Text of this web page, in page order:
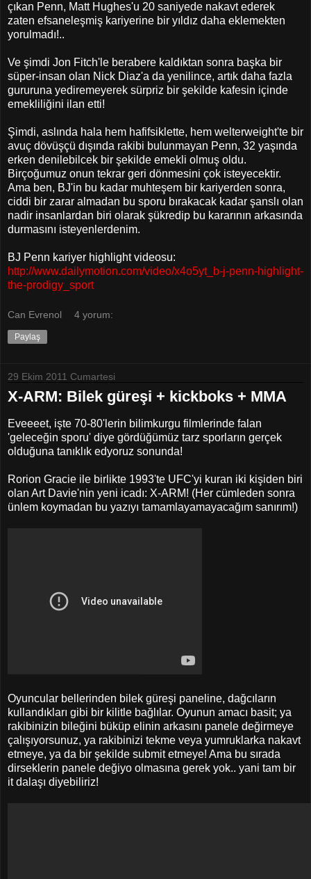
çıkan Penn, Matt Hughes'u 20 saniyede nakavt ederek
zaten efsaneleşmiş kariyerine bir yıldız daha eklemekten
yorulmadı!..
Ve şimdi Jon Fitch'le berabere kaldıktan sonra başka bir
süper-insan olan Nick Diaz'a da yenilince, artık daha fazla
gururuna yediremeyerek sürpriz bir şekilde kafesin içinde
emekliliğini ilan etti!
Şimdi, aslında hala hem hafifsiklette, hem welterweight'te bir
avuç dövüşçü dışında rakibi bulunmayan Penn, 32 yaşında
erken denilebilcek bir şekilde emekli olmuş oldu.
Birçoğumuz onun tekrar geri dönmesini çok isteyecektir.
Ama ben, BJ'in bu kadar muhteşem bir kariyerden sonra,
ciddi bir zarar almadan bu sporu bırakacak kadar şanslı olan
nadir insanlardan biri olarak şükredip bu kararının arkasında
durmasını isteyenlerdenim.
BJ Penn kariyer highlight videosu:
http://www.dailymotion.com/video/x4o5yt_b-j-penn-highlight-
the-prodigy_sport
Can Evrenol 4 yorum:
Paylaş
29 Ekim 2011 Cumartesi
X-ARM: Bilek güreşi + kickboks + MMA
Eveeeet, işte 70-80'lerin bilimkurgu filmlerinde falan
'geleceğin sporu' diye gördüğümüz tarz sporların gerçek
olduğuna tanıklık edyoruz sonunda!
Rorion Gracie ile birlikte 1993'te UFC'yi kuran iki kişiden biri
olan Art Davie'nin yeni icadı: X-ARM! (Her cümleden sonra
ünlem koymadan bu yazıyı tamamlayamayacağım sanırım!)
Oyuncular bellerinden bilek güreşi paneline, dağcıların
kullandıkları gibi bir kilitle bağlılar. Oyunun amacı basit; ya
rakibinizin bileğini büküp elinin arkasını panele değirmeye
çalışıyorsunuz, ya rakibinizi tekme veya yumruklarka nakavt
etmeye, ya da bir şekilde submit etmeye! Ama bu sırada
dirseklerin panele değiyo olmasına gerek yok.. yani tam bir
it dalaşı diyebiliriz!